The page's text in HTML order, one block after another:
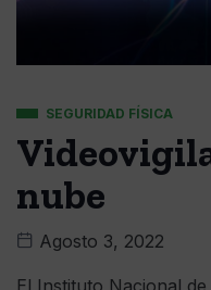
SEGURIDAD FÍSICA
nube
Agosto 3, 2022